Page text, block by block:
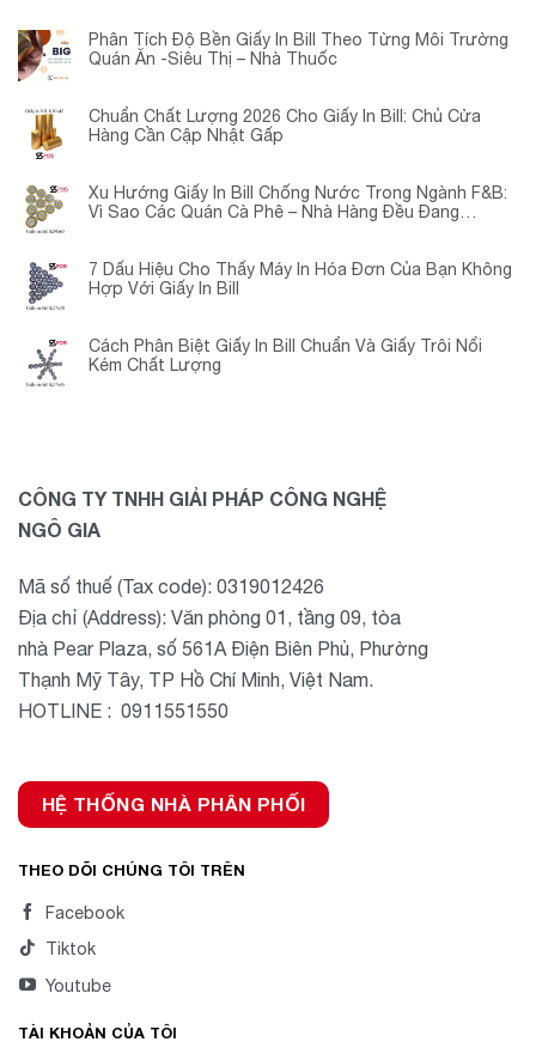
Phân Tích Độ Bền Giấy In Bill Theo Từng Môi Trường
Quán Ăn -Siêu Thị – Nhà Thuốc
Chuẩn Chất Lượng 2026 Cho Giấy In Bill: Chủ Cửa
Hàng Cần Cập Nhật Gấp
Xu Hướng Giấy In Bill Chống Nước Trong Ngành F&B:
Vì Sao Các Quán Cà Phê – Nhà Hàng Đều Đang
7 Dấu Hiệu Cho Thấy Máy In Hóa Đơn Của Bạn Không
Hợp Với Giấy In Bill
Cách Phân Biệt Giấy In Bill Chuẩn Và Giấy Trôi Nổi
Kém Chất Lượng
CÔNG TY TNHH GIẢI PHÁP CÔNG NGHỆ
NGÔ GIA
Mã số thuế (Tax code): 0319012426
Địa chỉ (Address): Văn phòng 01, tầng 09, tòa
nhà Pear Plaza, số 561A Điện Biên Phủ, Phường
Thạnh Mỹ Tây, TP Hồ Chí Minh, Việt Nam.
HOTLINE : 0911551550
HỆ THỐNG NHÀ PHÂN PHỐI
THEO DÕI CHÚNG TÔI TRÊN
Facebook
Tiktok
Youtube
TÀI KHOẢN CỦA TÔI